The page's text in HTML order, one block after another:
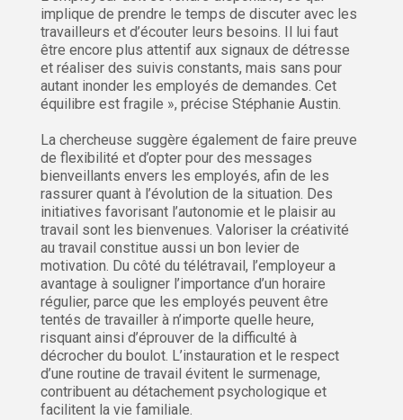
implique de prendre le temps de discuter avec les
travailleurs et d’écouter leurs besoins. Il lui faut
être encore plus attentif aux signaux de détresse
et réaliser des suivis constants, mais sans pour
autant inonder les employés de demandes. Cet
équilibre est fragile », précise Stéphanie Austin.
La chercheuse suggère également de faire preuve
de flexibilité et d’opter pour des messages
bienveillants envers les employés, afin de les
rassurer quant à l’évolution de la situation. Des
initiatives favorisant l’autonomie et le plaisir au
travail sont les bienvenues. Valoriser la créativité
au travail constitue aussi un bon levier de
motivation. Du côté du télétravail, l’employeur a
avantage à souligner l’importance d’un horaire
régulier, parce que les employés peuvent être
tentés de travailler à n’importe quelle heure,
risquant ainsi d’éprouver de la difficulté à
décrocher du boulot. L’instauration et le respect
d’une routine de travail évitent le surmenage,
contribuent au détachement psychologique et
facilitent la vie familiale.